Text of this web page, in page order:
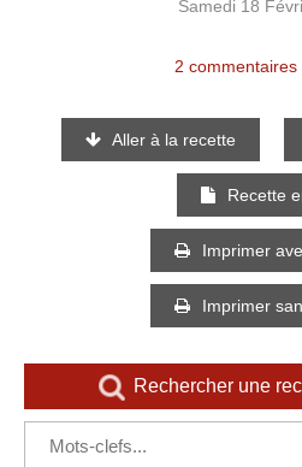
Samedi 18
2 commentaires
Aller à la recette
Recette
Imprimer
Imprimer
Rechercher une